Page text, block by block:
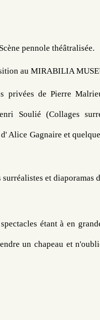
pennole théâtralisée.
au MIRABILIA
privées de Pierre
Soulié (Collages
Alice Gagnaire et
et diaporamas
étant à en
un chapeau et